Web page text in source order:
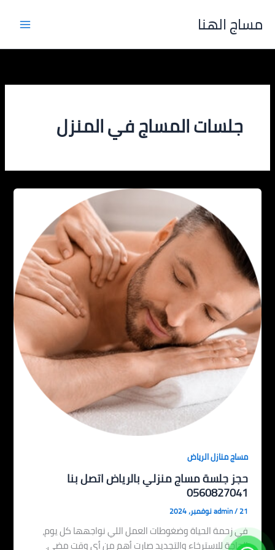
مساج الهنا
جلسات المساج في المنزل
مساج منازل الرياض
حجز جلسة مساج منزلي بالرياض اتصل بنا
0560827041
admin/21 نوفمبر، 2024
في زحمة الحياة وضغوطات العمل اللي نواجهها كل يوم،
الحاجة للاسترخاء والتجديد صارت أهم من أي وقت مضى.